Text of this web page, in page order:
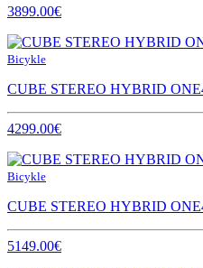
3899.00€
Bicykle
CUBE STEREO HYBRID
4299.00€
Bicykle
CUBE STEREO HYBRID
5149.00€